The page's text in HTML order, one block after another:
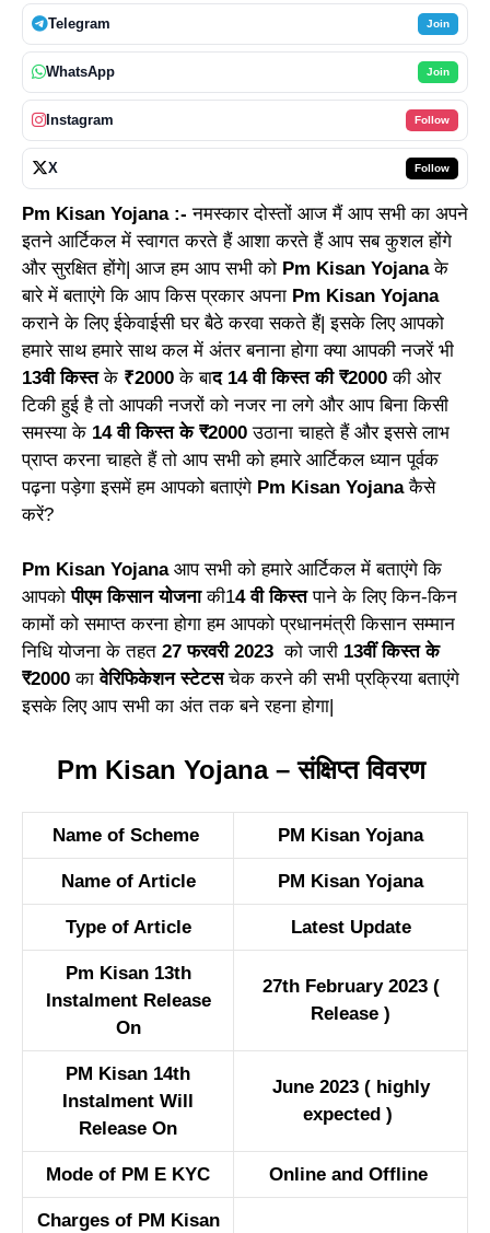
Telegram Join
WhatsApp Join
Instagram Follow
X Follow
Pm Kisan Yojana:- नमस्कार दोस्तों आज मैं आप सभी का अपने
इतने आर्टिकल में स्वागत करते हैं आशा करते हैं आप सब कुशल होंगे
और सुरक्षित होंगे| आज हम आप सभी को Pm Kisan Yojanaके
बारे में बताएंगे कि आप किस प्रकार अपना Pm Kisan Yojana
कराने के लिए ईकेवाईसी घर बैठे करवा सकते हैं| इसके लिए आपको
हमारे साथ हमारे साथ कल में अंतर बनाना होगा क्या आपकी नजरें भी
13वी किस्तके ₹2000के बाद 14 वी किस्त की ₹2000 की ओर
टिकी हुई है तो आपकी नजरों को नजर ना लगे और आप बिना किसी
समस्या के 14 वी किस्त के ₹2000उठाना चाहते हैं और इससे लाभ
प्राप्त करना चाहते हैं तो आप सभी को हमारे आर्टिकल ध्यान पूर्वक
पढ़ना पड़ेगा इसमें हम आपको बताएंगे Pm Kisan Yojanaकैसे
करें?
Pm Kisan Yojanaआप सभी को हमारे आर्टिकल में बताएंगे कि
आपको पीएम किसान योजनाकी14 वी किस्तपाने के लिए किन-किन
कामों को समाप्त करना होगा हम आपको प्रधानमंत्री किसान सम्मान
निधि योजना के तहत 27 फरवरी 2023 को जारी 13वीं किस्त के
₹2000 का वेरिफिकेशन स्टेटसचेक करने की सभी प्रक्रिया बताएंगे
इसके लिए आप सभी का अंत तक बने रहना होगा|
Pm Kisan Yojana – संक्षिप्त विवरण
Name of Scheme PM Kisan Yojana
Name of Article PM Kisan Yojana
Type of Article Latest Update
Pm Kisan 13th
Instalment Release
On
27th February 2023 (
Release )
PM Kisan 14th
Instalment Will
Release On
June 2023 ( highly
expected )
Mode of PM E KYC Online and Offline
Charges of PM Kisan